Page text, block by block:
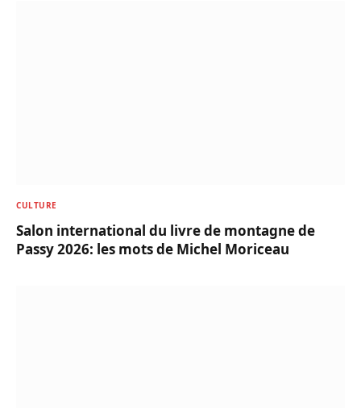
CULTURE
Salon international du livre de montagne de
Passy 2026: les mots de Michel Moriceau